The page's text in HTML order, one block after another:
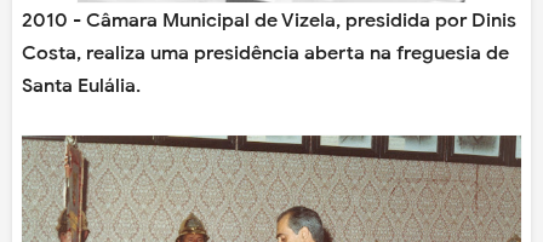
2010 - Câmara Municipal de Vizela, presidida por Dinis
Costa, realiza uma presidência aberta na freguesia de
Santa Eulália.